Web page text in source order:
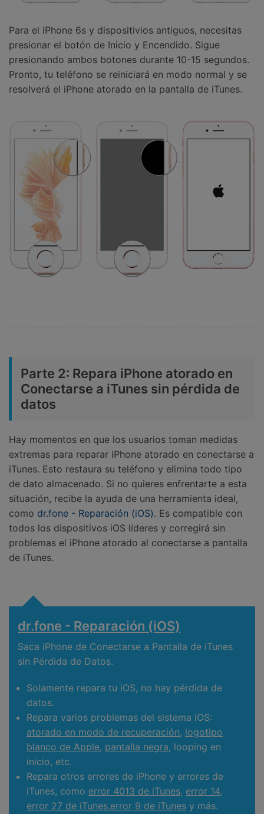
Para el iPhone 6s y dispositivios antiguos, necesitas
presionar el botón de Inicio y Encendido. Sigue
presionando ambos botones durante 10-15 segundos.
Pronto, tu teléfono se reiniciará en modo normal y se
resolverá el iPhone atorado en la pantalla de iTunes.
Parte 2: Repara iPhone atorado en
Conectarse a iTunes sin pérdida de
datos
Hay momentos en que los usuarios toman medidas
extremas para reparar iPhone atorado en conectarse a
iTunes. Esto restaura su teléfono y elimina todo tipo
de dato almacenado. Si no quieres enfrentarte a esta
situación, recibe la ayuda de una herramienta ideal,
como dr.fone - Reparación (iOS). Es compatible con
todos los dispositivos iOS líderes y corregirá sin
problemas el iPhone atorado al conectarse a pantalla
de iTunes.
dr.fone - Reparación (iOS)
Saca iPhone de Conectarse a Pantalla de iTunes
sin Pérdida de Datos.
Solamente repara tu iOS, no hay pérdida de
datos.
Repara varios problemas del sistema iOS:
atorado en modo de recuperación, logotipo
blanco de Apple, pantalla negra, looping en
inicio, etc.
Repara otros errores de iPhone y errores de
iTunes, como error 4013 de iTunes, error 14,
error 27 de iTunes,error 9 de iTunes y más.